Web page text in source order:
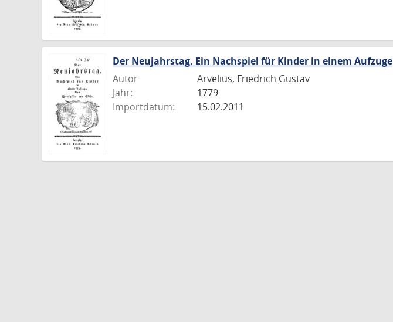
Der Neujahrstag. Ein Nachspiel für Kinder in einem Aufzuge
Autor
Arvelius, Friedrich Gustav
Jahr:
1779
Importdatum:
15.02.2011